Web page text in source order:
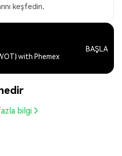
keşfedin.
with Phemex
BAŞLA
bilgi